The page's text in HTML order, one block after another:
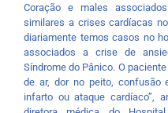
Coração e males
similares a crises cardíacas
diariamente temos casos no
associados a crise de
Síndrome do Pânico. O
de ar, dor no peito, confusão
infarto ou ataque cardíaco”,